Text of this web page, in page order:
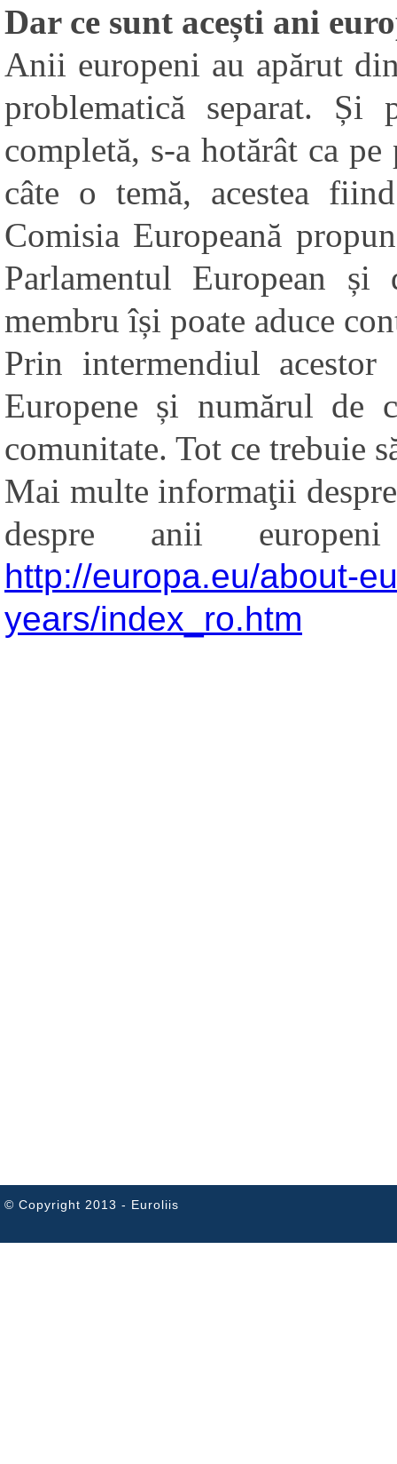
Dar ce sunt acești ani
Anii europeni au apărut
problematică separat. Și
completă, s-a hotărât ca
câte o temă, acestea
Comisia Europeană
Parlamentul European și
membru își poate aduce
Prin intermendiul
Europene și numărul de
comunitate. Tot ce trebuie
Mai multe informaţii
despre anii
http://europa.eu/about-
years/index_ro.htm
© Copyright 2013 - Euroliis